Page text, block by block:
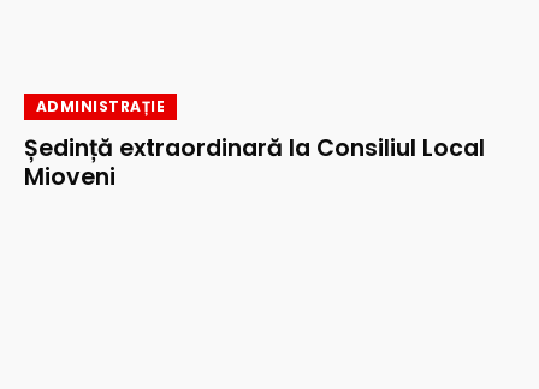
ADMINISTRAȚIE
Ședință extraordinară la Consiliul Local
Mioveni